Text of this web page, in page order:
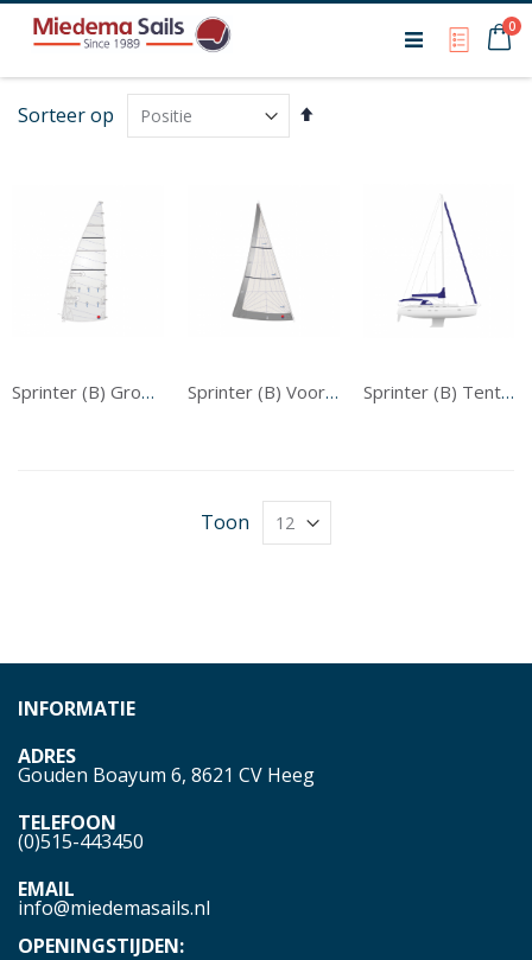
My0
Sorteer op
Van
Sprinter (B) Grootzeil Sprinter (B) Voorzeil Sprinter (B) Tentwerk
Toon
INFORMATIE
ADRES
Gouden Boayum 6, 8621 CV Heeg
TELEFOON
(0)515-443450
EMAIL
info@miedemasails.nl
OPENINGSTIJDEN: